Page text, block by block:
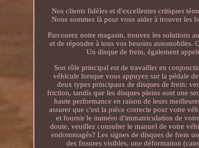
Nos clients fidèles et d'excellentes critiques
Nous sommes là pour vous aider à trouver les
Parcourez notre magasin, trouvez les solutions
et de répondre à tous vos besoins automobiles.
Un disque de frein, également
Son rôle principal est de travailler en
véhicule lorsque vous appuyez sur la pédale
deux types principaux de disques de frein:
friction, tandis que les disques pleins sont une
haute performance en raison de leurs
assurer que c'est la pièce correcte pour votre
et fournir le numéro d'immatriculation de
doute, veuillez consulter le manuel de votre
endommagés? Les signes de disques de frein
des fissures visibles, une déformation